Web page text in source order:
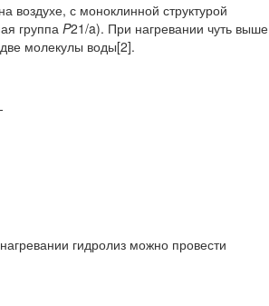
с моноклинной структурой
группа P21/a). При нагревании чуть выше
молекулы воды[2].
гидролиз можно провести